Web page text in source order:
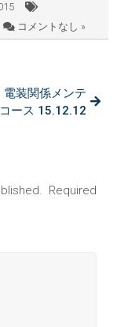
コメントなし »
装関係メンテ
ース 15.12.12
Required